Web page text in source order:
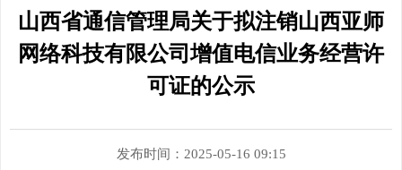
山西省通信管理局关于拟注销山西亚师
网络科技有限公司增值电信业务经营许
可证的公示
发布时间：2025-05-16 09:15